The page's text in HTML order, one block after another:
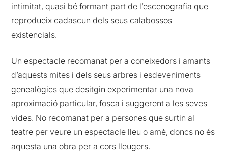
intimitat, quasi bé formant part de l’escenografia que
reprodueix cadascun dels seus calabossos
existencials.
Un espectacle recomanat per a coneixedors i amants
d’aquests mites i dels seus arbres i esdeveniments
genealògics que desitgin experimentar una nova
aproximació particular, fosca i suggerent a les seves
vides. No recomanat per a persones que surtin al
teatre per veure un espectacle lleu o amè, doncs no és
aquesta una obra per a cors lleugers.